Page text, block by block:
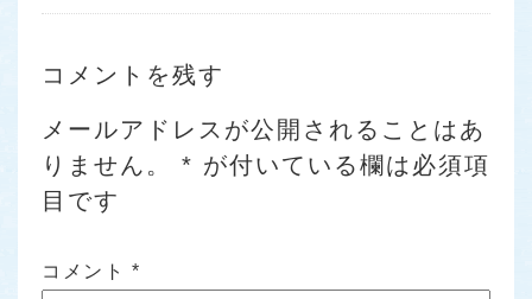
コメントを残す
メールアドレスが公開されることはあ
りません。
* が付いている欄は必須項
目です
コメント *